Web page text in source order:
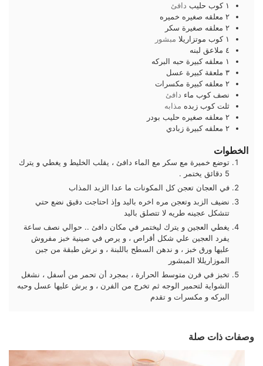
١ كوب حليب دافئ
٢ معلقه صغيره خميره
٢ معلقه صغيرة سكر
١ كوب موتزاريلا مبشور
٤ ملاعق لبنه
١ معلقه كبيرة حبه البركه
٣ ملعقة كبيرة عسل
٢ معلقه كبيرة مكسرات
نصف كوب ماء دافئ
ثلت كوب زبده مذابه
٢ معلقه صغيره حليب بودر
٢ معلقه كبيرة زبادي
الخطوات
توضع خميرة مع سكر مع الماء دافئ ، يقلب الخليط و يغطي و يترك
5 دقائق يختمر .
في العجان تعجن كل المكونات ما عدا الزبد المذاب
نضيف الزبد وتعجن مره اخره باليد وإذ احتاجت دقيق نضع حتي
تتشكل عجينه طريه لا تتصلق باليد
يغطي العجين و يترك ليختمر في مكان دافئ .. حوالي نصف ساعة
يفرد العجين علي شكل أقراص ، و يرص في صينية خبز مفروش
عليها ورق خبز ، و ندهن السطح باللبنة ، و نرش طبقة من جبن
الموزاريللا المبشور
تخبز في فرن متوسط الحرارة ، بمجرد أن تحمر من أسفل ، نشغل
الشواية لتحمير الوجه ثم تخرج من الفرن ، و يرش عليها عسل وحبه
البركه و مكسرات و تقدم
وصفات ذات صلة